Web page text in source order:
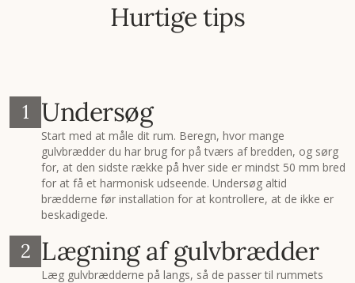
Hurtige tips
1 Undersøg
Start med at måle dit rum. Beregn, hvor mange
gulvbrædder du har brug for på tværs af bredden, og sørg
for, at den sidste række på hver side er mindst 50 mm bred
for at få et harmonisk udseende. Undersøg altid
brædderne før installation for at kontrollere, at de ikke er
beskadigede.
2 Lægning af gulvbrædder
Læg gulvbrædderne på langs, så de passer til rummets